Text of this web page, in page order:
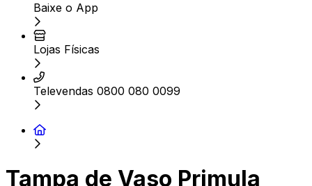
Baixe o App
Lojas Físicas
Televendas 0800 080 0099
Tampa de Vaso Primula